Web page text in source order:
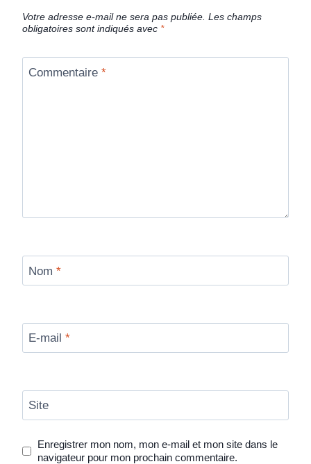
Votre adresse e-mail ne sera pas publiée. Les champs
obligatoires sont indiqués avec *
Commentaire *
Nom *
E-mail *
Site
Enregistrer mon nom, mon e-mail et mon site dans le
navigateur pour mon prochain commentaire.